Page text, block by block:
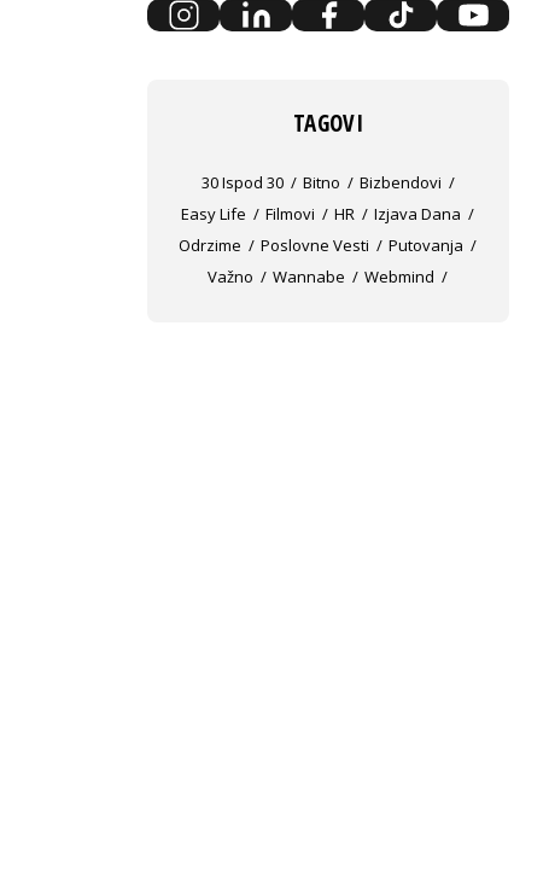
TAGOVI
30 Ispod 30 Bitno
Bizbendovi
Easy Life
Filmovi HR
Izjava Dana
Odrzime
Poslovne Vesti
Putovanja
Važno
Wannabe Webmind